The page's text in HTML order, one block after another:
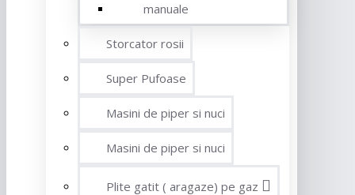
manuale
Storcator rosii
Super Pufoase
Masini de piper si nuci
Masini de piper si nuci
Plite gatit ( aragaze) pe gaz